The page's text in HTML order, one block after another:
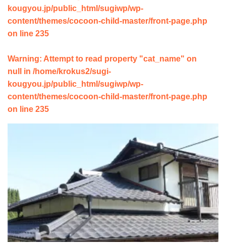
kougyou.jp/public_html/sugiwp/wp-
content/themes/cocoon-child-master/front-page.php
on line 235
Warning: Attempt to read property "cat_name" on
null in /home/krokus2/sugi-
kougyou.jp/public_html/sugiwp/wp-
content/themes/cocoon-child-master/front-page.php
on line 235